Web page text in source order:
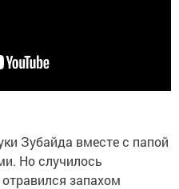
Зубайда вместе с папой
Но случилось
запахом